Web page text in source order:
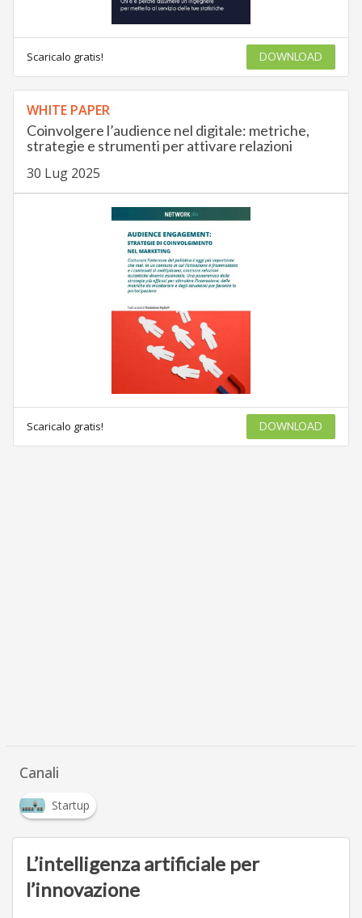
Scaricalo gratis! DOWNLOAD
WHITE PAPER
Coinvolgere l’audience nel digitale: metriche,
strategie e strumenti per attivare relazioni
30 Lug 2025
Scaricalo gratis! DOWNLOAD
Canali
Startup
L’intelligenza artificiale per
l’innovazione